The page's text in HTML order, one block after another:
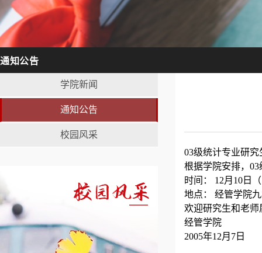
通知公告
学院新闻
通知公告
校园风采
03级统计专业研
根据学院安排，
时间： 12月10日
地点： 经管学院
欢迎研究生和老师
经管学院
2005年12月7日